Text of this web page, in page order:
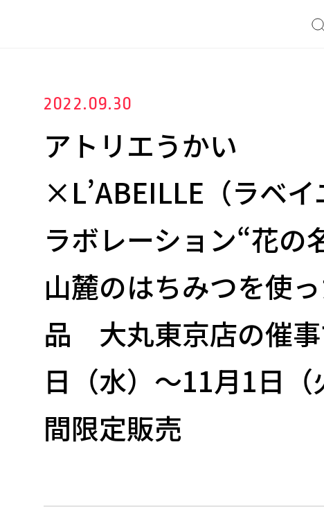
2022.09.30
アトリエうかい
×L’ABEILLE（ラベイ
ラボレーション“花の
山麓のはちみつを使
品 大丸東京店の催
日（水）～11月1日（
間限定販売